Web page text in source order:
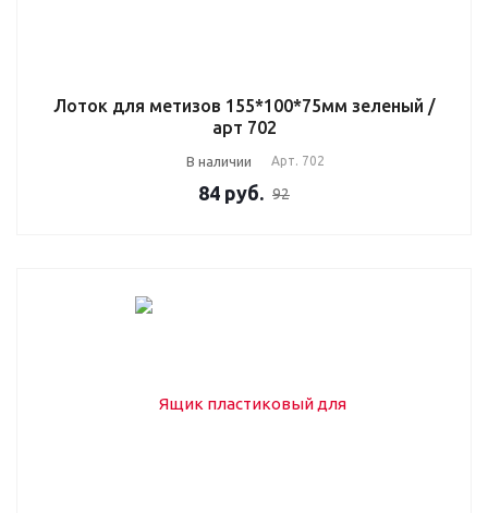
Лоток для метизов 155*100*75мм зеленый /
арт 702
В наличии Арт. 702
84 руб. 92